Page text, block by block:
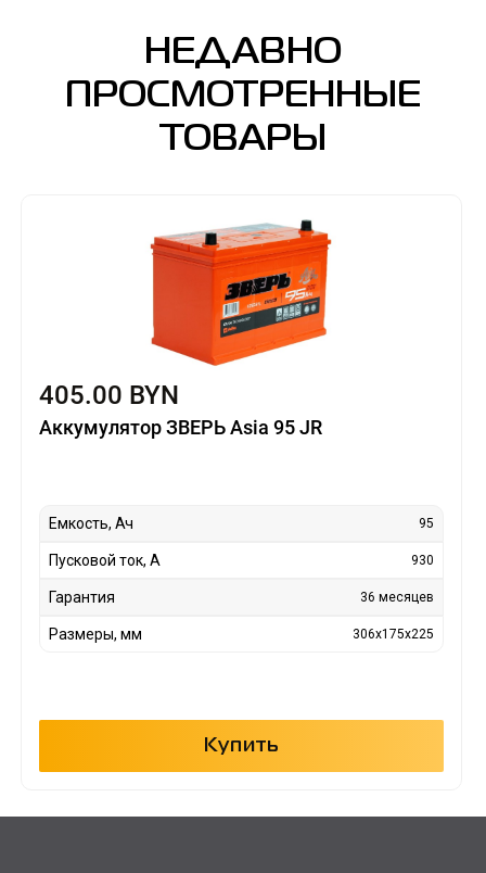
НЕДАВНО
ПРОСМОТРЕННЫЕ
ТОВАРЫ
405.00 BYN
Аккумулятор ЗВЕРЬ Asia 95 JR
Емкость, Ач 95
Пусковой ток, А 930
Гарантия 36 месяцев
Размеры, мм 306x175x225
Купить